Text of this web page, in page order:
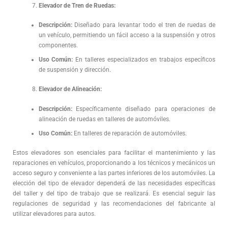
Elevador de Tren de Ruedas:
Descripción:Diseñado para levantar todo el tren de ruedas de
un vehículo, permitiendo un fácil acceso a la suspensión y otros
componentes.
Uso Común: En talleres especializados en trabajos específicos
de suspensión y dirección.
Elevador de Alineación:
Descripción:Específicamente diseñado para operaciones de
alineación de ruedas en talleres de automóviles.
Uso Común:En talleres de reparación de automóviles.
Estos elevadores son esenciales para facilitar el mantenimiento y las
reparaciones en vehículos, proporcionando a los técnicos y mecánicos un
acceso seguro y conveniente a las partes inferiores de los automóviles. La
elección del tipo de elevador dependerá de las necesidades específicas
del taller y del tipo de trabajo que se realizará. Es esencial seguir las
regulaciones de seguridad y las recomendaciones del fabricante al
utilizar elevadores para autos.